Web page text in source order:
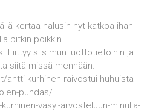
kertaa halusin nyt katkoa ihan
pitkin poikkin
Liittyy siis mun luottotietoihin ja
siitä missä mennään.
kurhinen-raivostui-huhuista-
puhdas/
vasyi-arvosteluun-minulla-